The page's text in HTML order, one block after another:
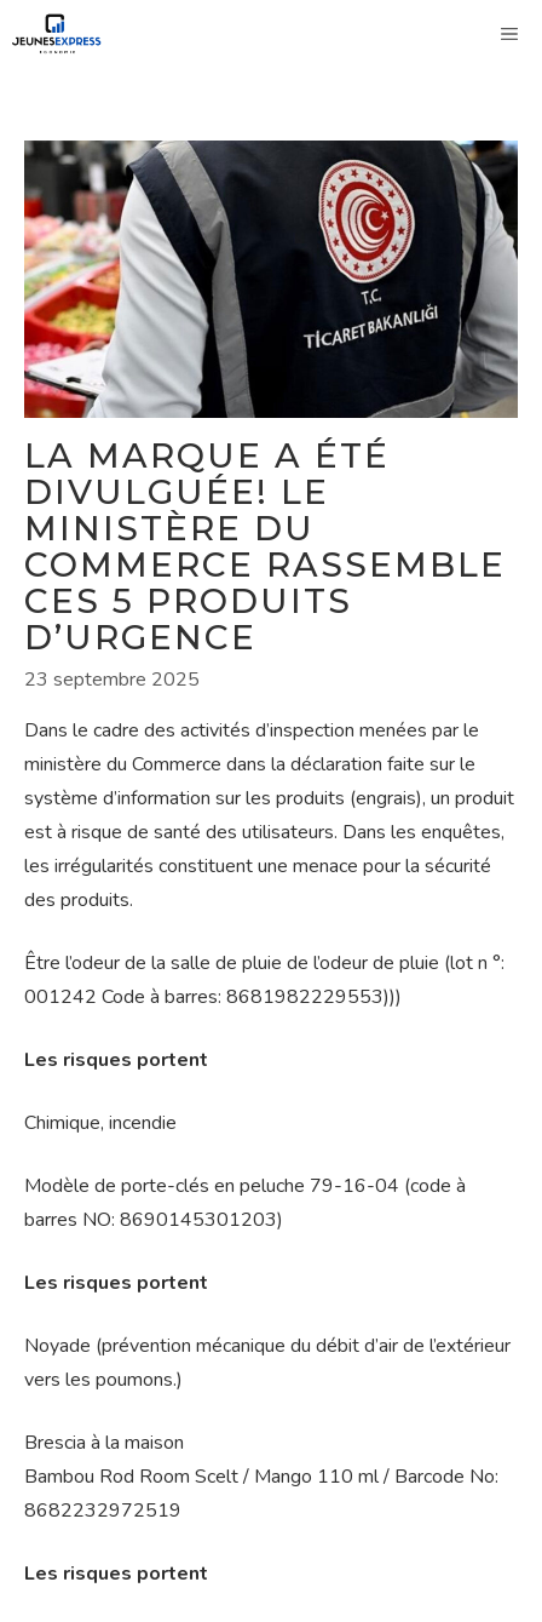
au
LA MARQUE A ÉTÉ
DIVULGUÉE! LE
MINISTÈRE DU
COMMERCE RASSEMBLE
CES 5 PRODUITS
D’URGENCE
23 septembre 2025
Dans le cadre des activités d’inspection menées par le
ministère du Commerce dans la déclaration faite sur le
système d’information sur les produits (engrais), un produit
est à risque de santé des utilisateurs. Dans les enquêtes,
les irrégularités constituent une menace pour la sécurité
des produits.
Être l’odeur de la salle de pluie de l’odeur de pluie (lot n °:
001242 Code à barres: 8681982229553)))
Les risques portent
Chimique, incendie
Modèle de porte-clés en peluche 79-16-04 (code à
barres NO: 8690145301203)
Les risques portent
Noyade (prévention mécanique du débit d’air de l’extérieur
vers les poumons.)
Brescia à la maison
Bambou Rod Room Scelt / Mango 110 ml / Barcode No:
8682232972519
Les risques portent